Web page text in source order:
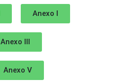
Anexo I
Anexo III
Anexo V